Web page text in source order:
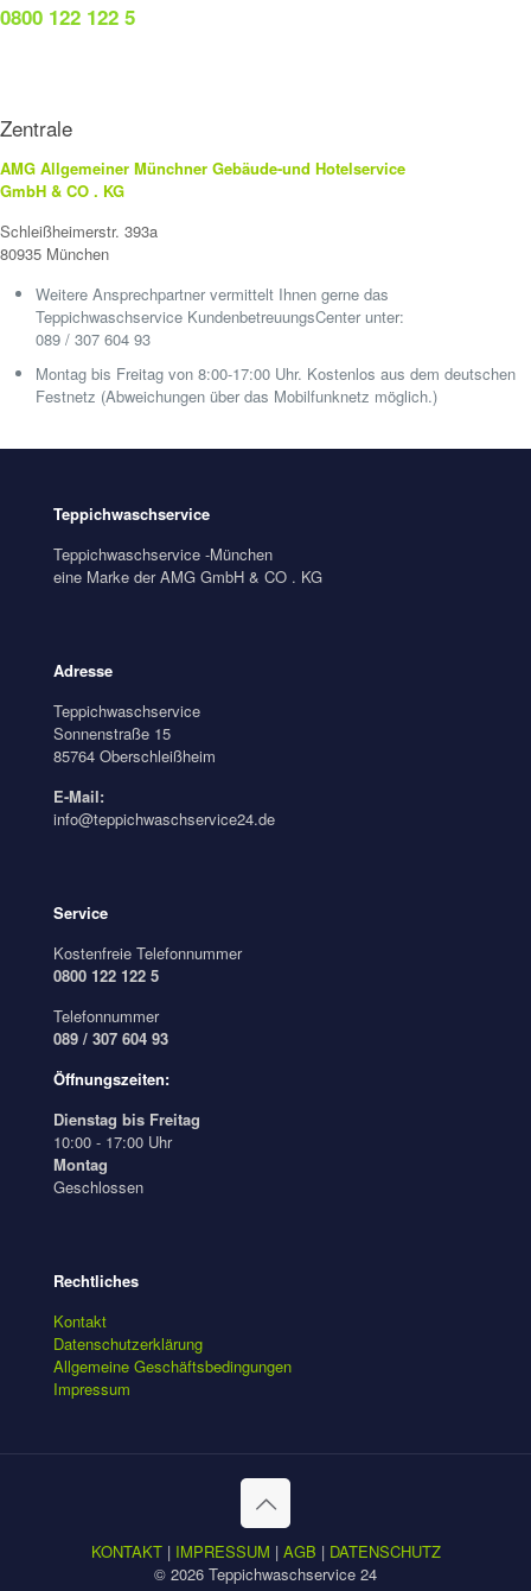
0800 122 122 5
Zentrale
AMG Allgemeiner Münchner Gebäude-und Hotelservice
GmbH & CO . KG
Schleißheimerstr. 393a
80935 München
Weitere Ansprechpartner vermittelt Ihnen gerne das
Teppichwaschservice KundenbetreuungsCenter unter:
089 / 307 604 93
Montag bis Freitag von 8:00-17:00 Uhr. Kostenlos aus dem deutschen
Festnetz (Abweichungen über das Mobilfunknetz möglich.)
Teppichwaschservice
Teppichwaschservice -München
eine Marke der AMG GmbH & CO . KG
Adresse
Teppichwaschservice
Sonnenstraße 15
85764 Oberschleißheim
E-Mail:
info@teppichwaschservice24.de
Service
Kostenfreie Telefonnummer
0800 122 122 5
Telefonnummer
089 / 307 604 93
Öffnungszeiten:
Dienstag bis Freitag
10:00 - 17:00 Uhr
Montag
Geschlossen
Rechtliches
Kontakt
Datenschutzerklärung
Allgemeine Geschäftsbedingungen
Impressum
KONTAKT| IMPRESSUM | AGB | DATENSCHUTZ
© 2026 Teppichwaschservice 24